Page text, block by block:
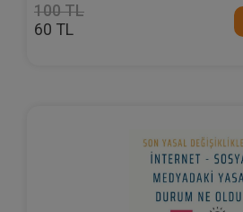
100 TL
60 TL